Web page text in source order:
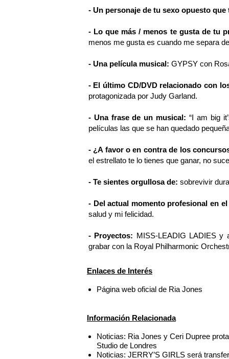
- Un personaje de tu sexo opuesto
- Lo que más / menos te gusta de tu
menos me gusta es cuando me separa
- Una película musical: GYPSY con
- El último CD/DVD relacionado con
protagonizada por Judy Garland.
- Una frase de un musical: “I am big
películas las que se han quedado
- ¿A favor o en contra de los
el estrellato te lo tienes que ganar, no
- Te sientes orgullosa de: sobrevivir
- Del actual momento profesional en
salud y mi felicidad.
- Proyectos: MISS-LEADIG LADIES y
grabar con la Royal Philharmonic
Enlaces de Interés
Página web oficial de Ria Jones
Información Relacionada
Noticias: Ria Jones y Ceri Dupree
Studio de Londres
Noticias: JERRY’S GIRLS será